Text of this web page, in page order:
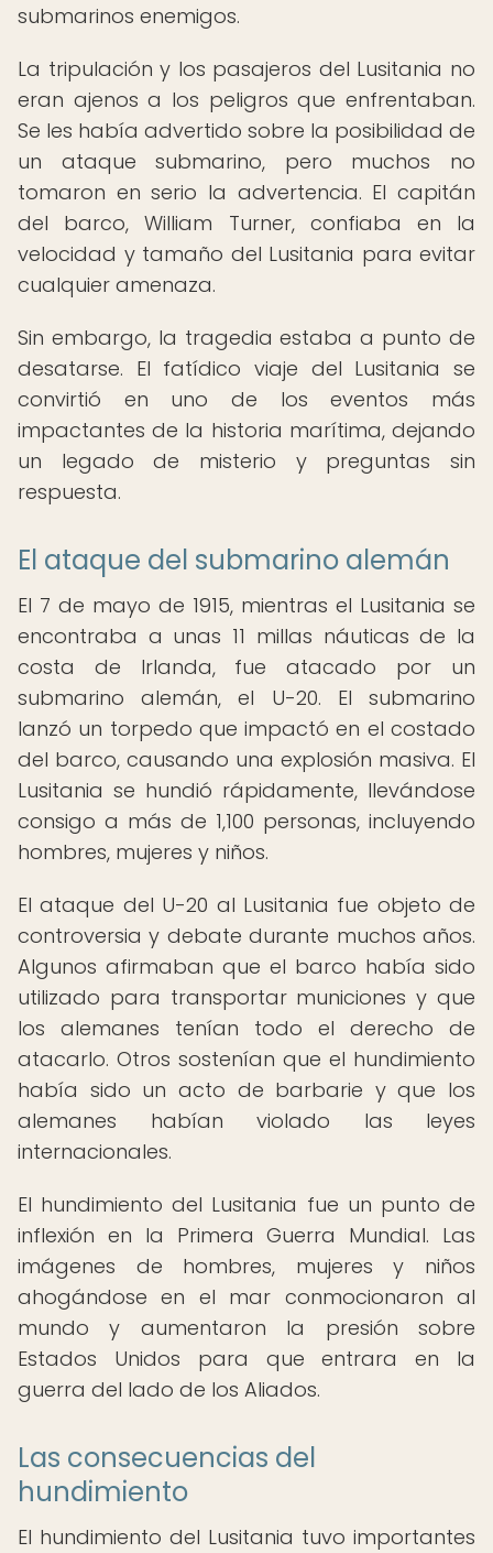
submarinos enemigos.
La tripulación y los pasajeros del Lusitania no
eran ajenos a los peligros que enfrentaban.
Se les había advertido sobre la posibilidad de
un ataque submarino, pero muchos no
tomaron en serio la advertencia. El capitán
del barco, William Turner, confiaba en la
velocidad y tamaño del Lusitania para evitar
cualquier amenaza.
Sin embargo, la tragedia estaba a punto de
desatarse. El fatídico viaje del Lusitania se
convirtió en uno de los eventos más
impactantes de la historia marítima, dejando
un legado de misterio y preguntas sin
respuesta.
El ataque del submarino alemán
El 7 de mayo de 1915, mientras el Lusitania se
encontraba a unas 11 millas náuticas de la
costa de Irlanda, fue atacado por un
submarino alemán, el U-20. El submarino
lanzó un torpedo que impactó en el costado
del barco, causando una explosión masiva. El
Lusitania se hundió rápidamente, llevándose
consigo a más de 1,100 personas, incluyendo
hombres, mujeres y niños.
El ataque del U-20 al Lusitania fue objeto de
controversia y debate durante muchos años.
Algunos afirmaban que el barco había sido
utilizado para transportar municiones y que
los alemanes tenían todo el derecho de
atacarlo. Otros sostenían que el hundimiento
había sido un acto de barbarie y que los
alemanes habían violado las leyes
internacionales.
El hundimiento del Lusitania fue un punto de
inflexión en la Primera Guerra Mundial. Las
imágenes de hombres, mujeres y niños
ahogándose en el mar conmocionaron al
mundo y aumentaron la presión sobre
Estados Unidos para que entrara en la
guerra del lado de los Aliados.
Las consecuencias del
hundimiento
El hundimiento del Lusitania tuvo importantes